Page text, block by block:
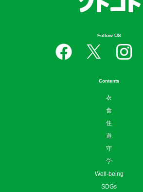
Follow US
Contents
衣
食
住
遊
守
学
Well-being
SDGs